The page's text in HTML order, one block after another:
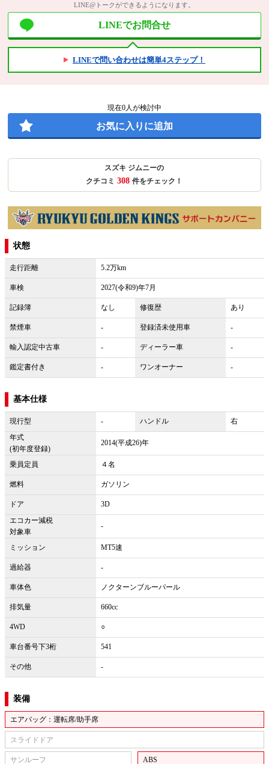
LINE@トークができるようになります。
LINEでお問合せ
LINEで問い合わせは簡単4ステップ！
現在0人が検討中
お気に入りに追加
スズキ ジムニーの
クチコミ 308 件をチェック！
状態
走行距離 5.2万km
車検 2027(令和9)年7月
記録簿 なし 修復歴 あり
禁煙車 - 登録済未使用車 -
輸入認定中古車 - ディーラー車 -
鑑定書付き - ワンオーナー -
基本仕様
現行型 - ハンドル
右
年式
(初年度登録)
2014(平成26)年
乗員定員 ４名
燃料 ガソリン
ドア
3D
エコカー減税
対象車
-
ミッション MT5速
過給器 -
車体色 ノクターンブルーパール
排気量 660cc
4WD ○
車台番号下3桁 541
その他 -
装備
エアバッグ：運転席/助手席
スライドドア
サンルーフ ABS